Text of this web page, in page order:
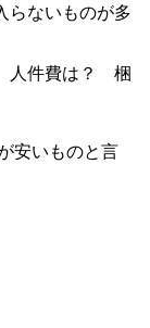
らないものが多
人件費は？ 梱
安いものと言